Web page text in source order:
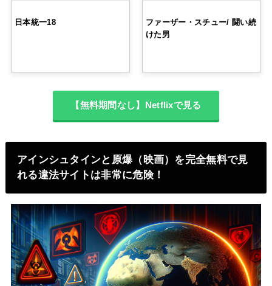
日本統一18
ファーザー・スチュー/ 闘い続
けた男
【無料期間なし】Netflixで見る
アインシュタインと原爆（映画）を完全無料で見
れる違法サイトは非常に危険！